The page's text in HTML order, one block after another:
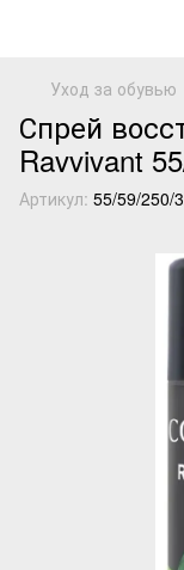
Уход за обувью
Спрей
Ravvivant
Артикул: 55/59/250/